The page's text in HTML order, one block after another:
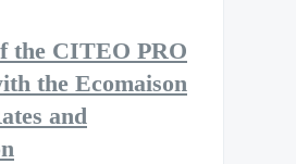
the CITEO PRO
the Ecomaison
and